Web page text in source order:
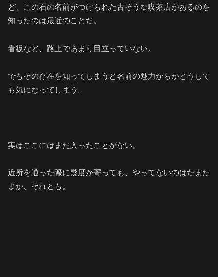
ど、この石の名前がつけられた古そうな喫茶店があるのを
知ったのは最近のことだ。
看板など、路上であまり目立っていない。
でもその存在を知ってしまうと名前の魅力からかどうして
も気になってしまう。
実はここにはまだ入ったことがない。
近所を通った際に幾度か寄っても、やってないのはたまた
まか、それとも。